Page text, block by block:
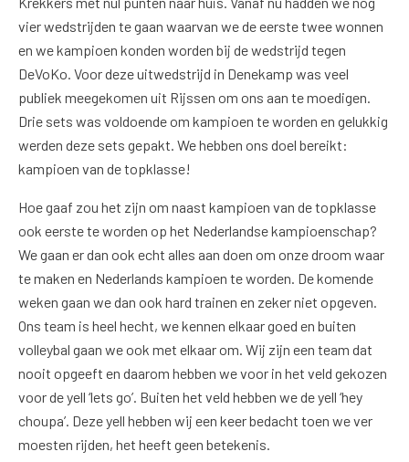
vier wedstrijden te gaan waarvan we de eerste twee wonnen
en we kampioen konden worden bij de wedstrijd tegen
DeVoKo. Voor deze uitwedstrijd in Denekamp was veel
publiek meegekomen uit Rijssen om ons aan te moedigen.
Drie sets was voldoende om kampioen te worden en gelukkig
werden deze sets gepakt. We hebben ons doel bereikt:
kampioen van de topklasse!
Hoe gaaf zou het zijn om naast kampioen van de topklasse
ook eerste te worden op het Nederlandse kampioenschap?
We gaan er dan ook echt alles aan doen om onze droom waar
te maken en Nederlands kampioen te worden. De komende
weken gaan we dan ook hard trainen en zeker niet opgeven.
Ons team is heel hecht, we kennen elkaar goed en buiten
volleybal gaan we ook met elkaar om. Wij zijn een team dat
nooit opgeeft en daarom hebben we voor in het veld gekozen
voor de yell ‘lets go’. Buiten het veld hebben we de yell ‘hey
choupa’. Deze yell hebben wij een keer bedacht toen we ver
moesten rijden, het heeft geen betekenis.